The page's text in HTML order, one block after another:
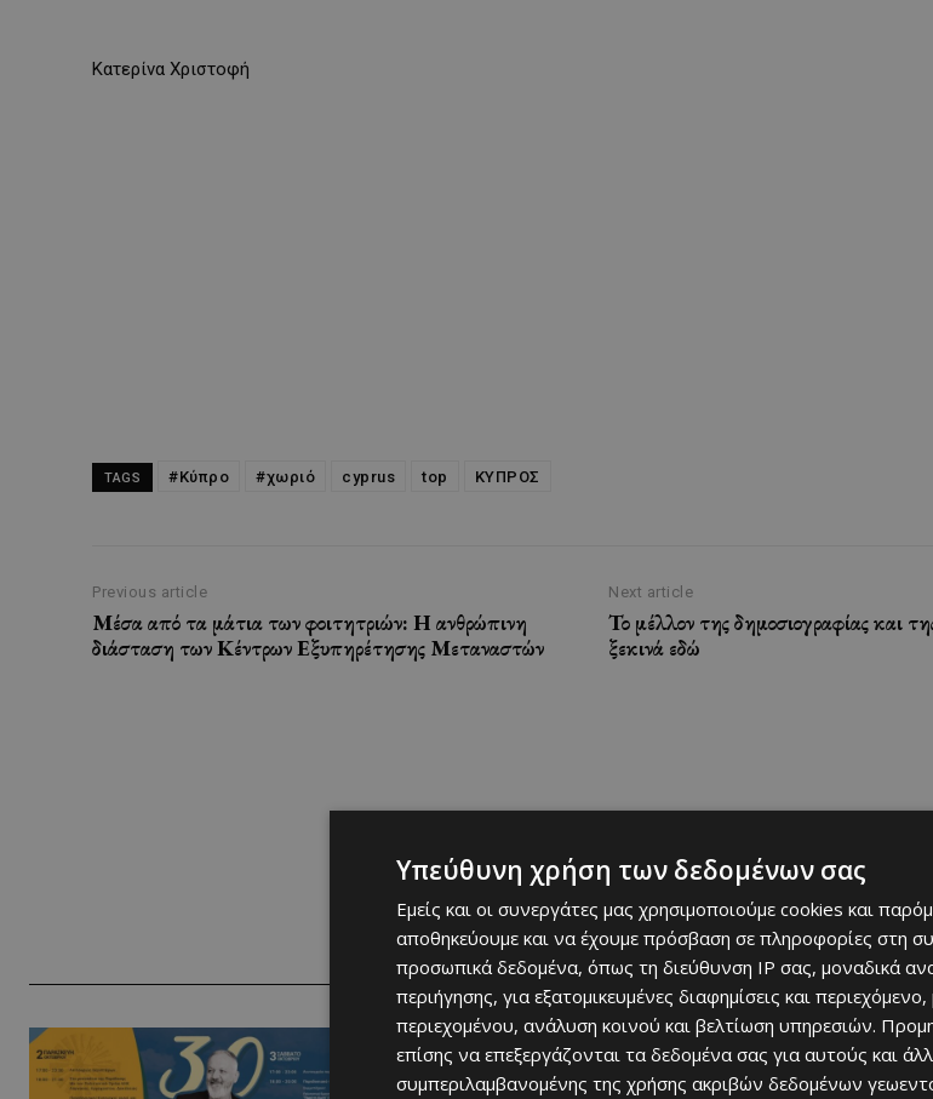
Kατερίνα Χριστοφή
TAGS #Κύπρο #χωριό cyprus top ΚΥΠΡΟΣ
Previous article
Μέσα από τα μάτια των φοιτητριών: Η ανθρώπινη
διάσταση των Κέντρων Εξυπηρέτησης Μεταναστών
Next article
Το μέλλον της δημοσιογραφίας και
ξεκινά εδώ
RELATED ARTICLES
Υπεύθυνη χρήση των δεδομένων σας
Εμείς και οι συνεργάτες μας χρησιμοποιούμε cookies και
αποθηκεύουμε και να έχουμε πρόσβαση σε πληροφορίες στη
προσωπικά δεδομένα, όπως τη διεύθυνση IP σας, μοναδικά
περιήγησης, για εξατομικευμένες διαφημίσεις και
περιεχομένου, ανάλυση κοινού και βελτίωση υπηρεσιών.
επίσης να επεξεργάζονται τα δεδομένα σας για αυτούς και
συμπεριλαμβανομένης της χρήσης ακριβών δεδομένων